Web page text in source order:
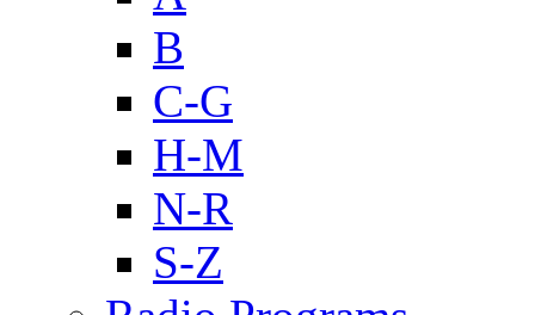
B
C-G
H-M
N-R
S-Z